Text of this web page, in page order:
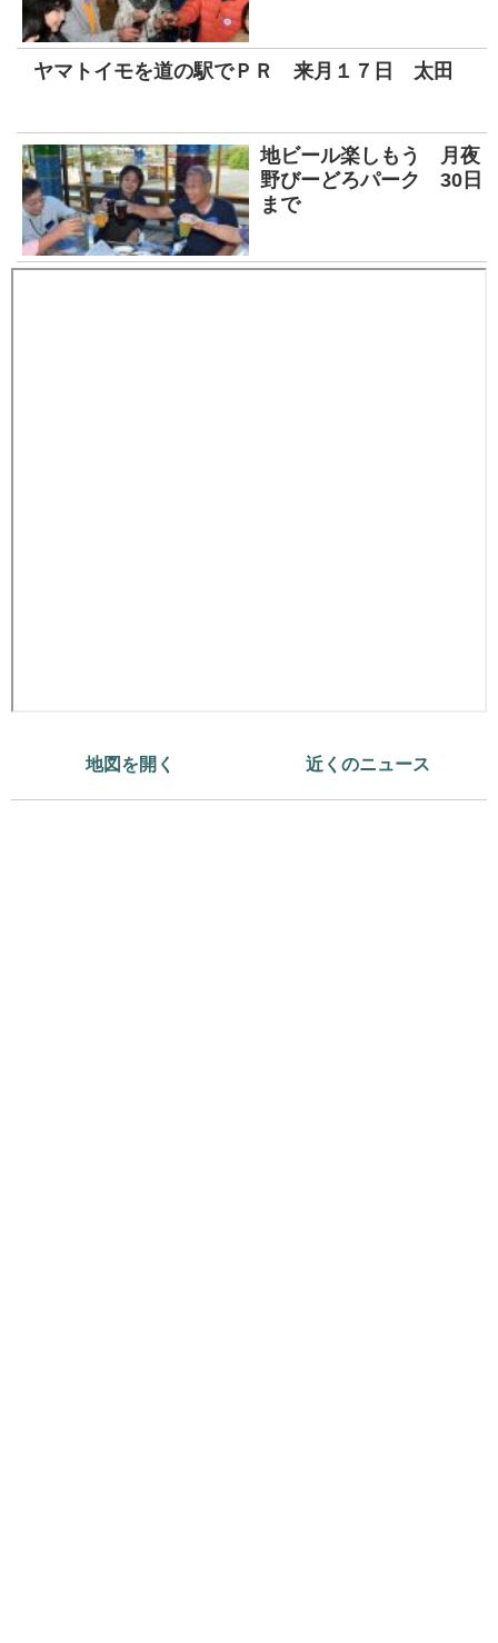
ヤマトイモを道の駅でＰＲ 来月１７日 太田
地ビール楽しもう 月夜
野びーどろパーク 30日
まで
地図を開く 近くのニュース